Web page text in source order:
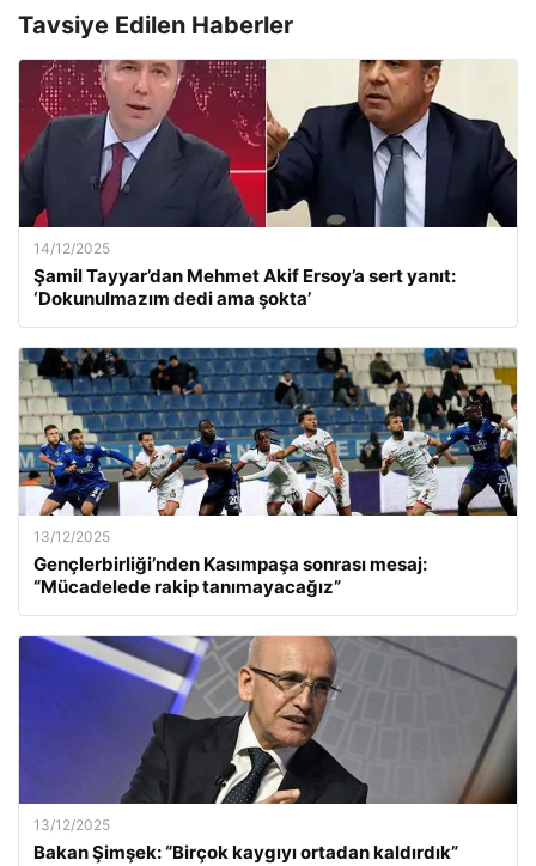
Tavsiye Edilen Haberler
14/12/2025
Şamil Tayyar’dan Mehmet Akif Ersoy’a sert yanıt:
‘Dokunulmazım dedi ama şokta’
13/12/2025
Gençlerbirliği’nden Kasımpaşa sonrası mesaj:
“Mücadelede rakip tanımayacağız”
13/12/2025
Bakan Şimşek: “Birçok kaygıyı ortadan kaldırdık”